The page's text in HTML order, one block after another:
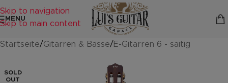
Skip to navigation
Skip to main content
MENU
Startseite/Gitarren & Bässe/E-Gitarren 6 - saitig
SOLD
OUT